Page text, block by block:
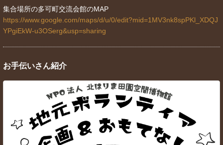
集合場所の多可町交流会館のMAP
https://www.google.com/maps/d/u/0/edit?mid=1MV3nk8spPKl_XDQJ
YPgiEkW-u3OSerg&usp=sharing
お手伝いさん紹介